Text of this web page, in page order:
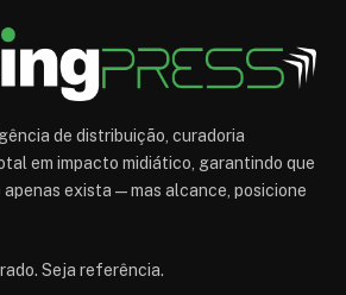
de distribuição, curadoria
em impacto midiático, garantindo que
exista — mas alcance, posicione
Seja referência.